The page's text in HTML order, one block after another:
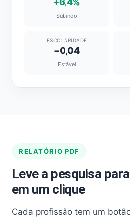
+6,4%
Subindo
ESCOLARIDADE
−0,04
Estável
RELATÓRIO PDF
Leve a pesquisa
em um clique
Cada profissão tem um